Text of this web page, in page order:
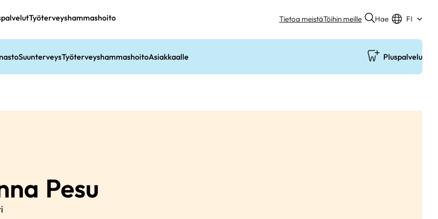
SuunterveysTyöterveyshammashoitoAsiakkaalle Pluspalvelu
Työterveyshammashoito Tietoa meistäTöihin meille Hae FI
Pesu